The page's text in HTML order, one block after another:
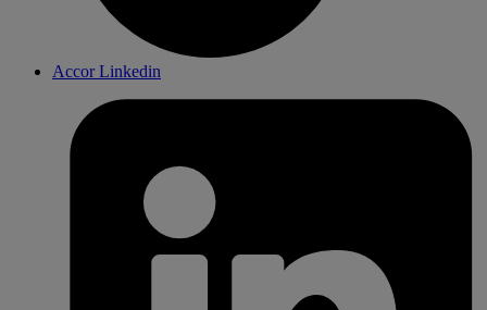
Accor Linkedin